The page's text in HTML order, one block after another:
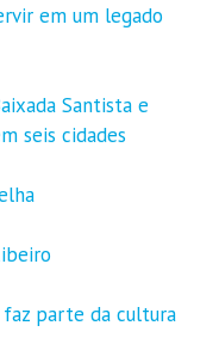
em um legado
Santista e
seis cidades
faz parte da cultura